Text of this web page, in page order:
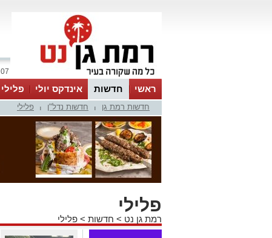
07 אוגוסט 2026 / 09:23
ראשי חדשות אינדקס יולי פלילי
ווטסאפ
חדשות רמת גן חדשות נדל"ן פלילי
פלילי
רמת גן נט > חדשות > פלילי